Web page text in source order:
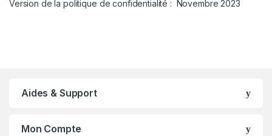
Version de la politique de confidentialité : Novembre 2023
Aides & Support
Mon Compte